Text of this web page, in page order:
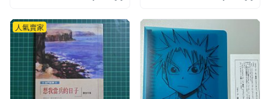
人氣賣家